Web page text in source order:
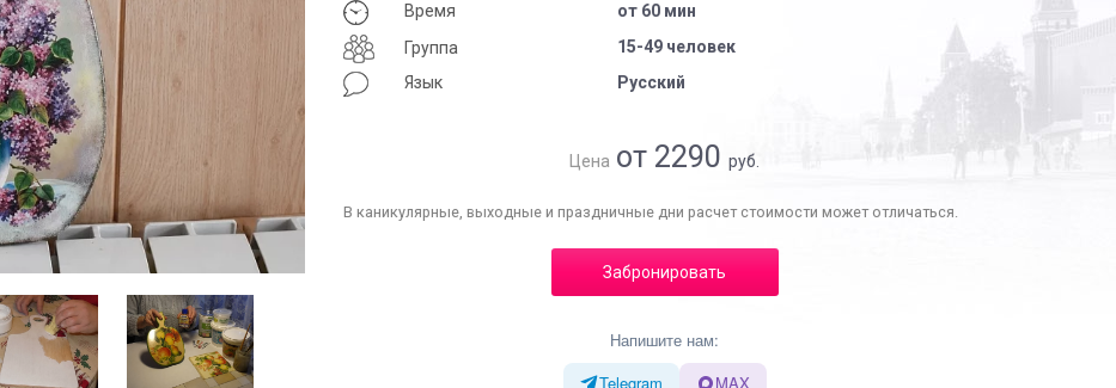
Время
от 60 мин
Группа
15-49 человек
Язык
Русский
Цена от 2290 руб.
В каникулярные, выходные и праздничные дни расчет стоимости может отличаться.
Забронировать
Напишите нам:
Telegram
MAX